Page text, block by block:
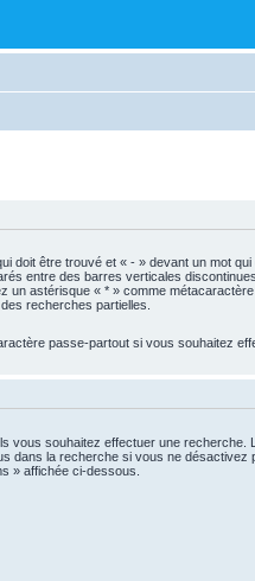
doit être trouvé et « - » devant un mot qui
entre des barres verticales
un astérisque « * » comme métacaractère
recherches partielles.
passe-partout si vous souhaitez
vous souhaitez effectuer une recherche.
dans la recherche si vous ne désactivez
» affichée ci-dessous.